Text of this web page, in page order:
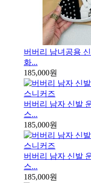
버버리 남녀공용
화...
185,000원
버버리 남자 신발
스...
185,000원
버버리 남자 신발
스...
185,000원